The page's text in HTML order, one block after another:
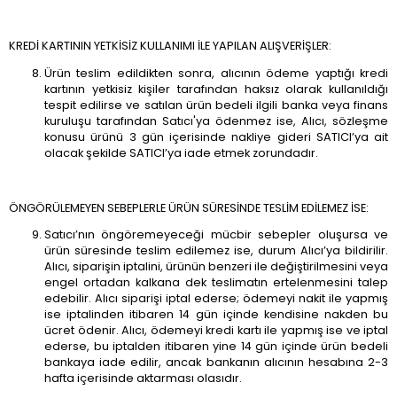
KREDİ KARTININ YETKİSİZ KULLANIMI İLE YAPILAN ALIŞVERİŞLER:
Ürün teslim edildikten sonra, alıcının ödeme yaptığı kredi
kartının yetkisiz kişiler tarafından haksız olarak kullanıldığı
tespit edilirse ve satılan ürün bedeli ilgili banka veya finans
kuruluşu tarafından Satıcı'ya ödenmez ise, Alıcı, sözleşme
konusu ürünü 3 gün içerisinde nakliye gideri SATICI’ya ait
olacak şekilde SATICI’ya iade etmek zorundadır.
ÖNGÖRÜLEMEYEN SEBEPLERLE ÜRÜN SÜRESİNDE TESLİM EDİLEMEZ İSE:
Satıcı’nın öngöremeyeceği mücbir sebepler oluşursa ve
ürün süresinde teslim edilemez ise, durum Alıcı’ya bildirilir.
Alıcı, siparişin iptalini, ürünün benzeri ile değiştirilmesini veya
engel ortadan kalkana dek teslimatın ertelenmesini talep
edebilir. Alıcı siparişi iptal ederse; ödemeyi nakit ile yapmış
ise iptalinden itibaren 14 gün içinde kendisine nakden bu
ücret ödenir. Alıcı, ödemeyi kredi kartı ile yapmış ise ve iptal
ederse, bu iptalden itibaren yine 14 gün içinde ürün bedeli
bankaya iade edilir, ancak bankanın alıcının hesabına 2-3
hafta içerisinde aktarması olasıdır.